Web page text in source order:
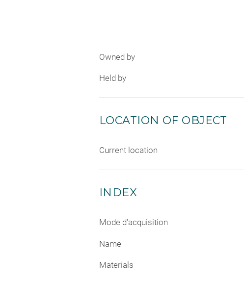
Owned by
Held by
LOCATION OF OBJECT
Current location
INDEX
Mode d'acquisition
Name
Materials